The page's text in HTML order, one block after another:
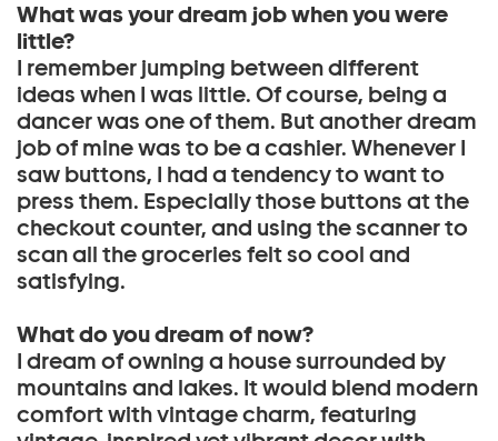
What was your dream job when you were
little?
I remember jumping between different
ideas when I was little. Of course, being a
dancer was one of them. But another dream
job of mine was to be a cashier. Whenever I
saw buttons, I had a tendency to want to
press them. Especially those buttons at the
checkout counter, and using the scanner to
scan all the groceries felt so cool and
satisfying.
What do you dream of now?
I dream of owning a house surrounded by
mountains and lakes. It would blend modern
comfort with vintage charm, featuring